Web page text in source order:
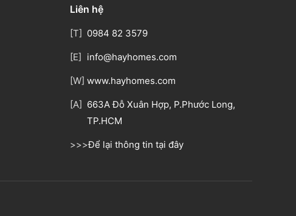
Liên hệ
[T] 0984 82 3579
[E] info@hayhomes.com
[W] www.hayhomes.com
[A] 663A Đỗ Xuân Hợp, P.Phước Long,
TP.HCM
>>>Để lại thông tin tại đây